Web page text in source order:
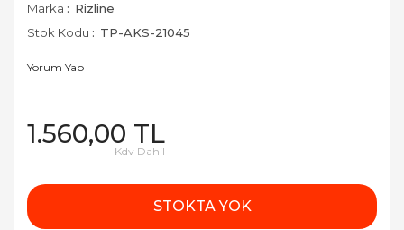
Marka
Rizline
Stok Kodu
TP-AKS-21045
Yorum Yap
1.560,00 TL
Kdv Dahil
STOKTA YOK